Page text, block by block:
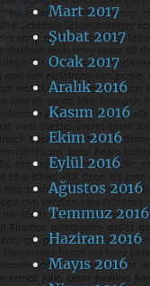
Mart 2017
Şubat 2017
Ocak 2017
Aralık 2016
Kasım 2016
Ekim 2016
Eylül 2016
Ağustos 2016
Temmuz 2016
Haziran 2016
Mayıs 2016